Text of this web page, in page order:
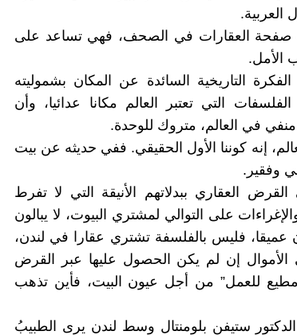
العربية.
صفحة العقارات في الصحف، فهي تساعد على
الأمل.
التاريخية السائدة عن المكان بشموليته
التي تعتبر العالم مكانا عدائيا، وأن
في العالم، متروك للوحدة.
إنه كوننا الأول الحقيقي. ففي حديثه عن بيت
وفقير.
العقاري ببدلاتهم الأنيقة التي لا تفرط
على التوالي لمشتري البيوت، لا يبالون
عميقا، فليس بالفلسفة تشتري عقارا في لندن،
الأموال إن لم يكن الحصول عليها عبر القرض
مطيع للعمل” من أجل عيون البيت، فأين تذهب
ستيفن بلومنتال وسط لندن يرى الطبيبُ